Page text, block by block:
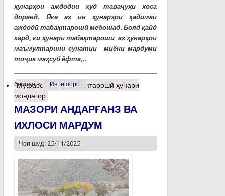
ҳунарҳои аждодии худ таваҷуҳи хоса
доранд. Яке аз ин ҳунарҳои қадимаи
аждодӣ табақтарошӣ мебошад. Бояд қайд
кард, ки ҳунари табақтарошӣ аз ҳунарҳои
маъмултарини сунатии миёни мардуми
тоҷик маҳсуб ёфта,..
барчасп: Интишорот
Муфассалтаро Табақтарошӣ ҳунари
мондагор
МАЗОРИ АНДАРҒАНЗ ВА
ИХЛОСИ МАРДУМ
Чоп шуд: 25/11/2025